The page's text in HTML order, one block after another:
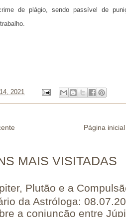
de plágio, sendo passível de
2021
Página inicial
MAIS VISITADAS
Plutão e a
da Astróloga:
a conjunção entre